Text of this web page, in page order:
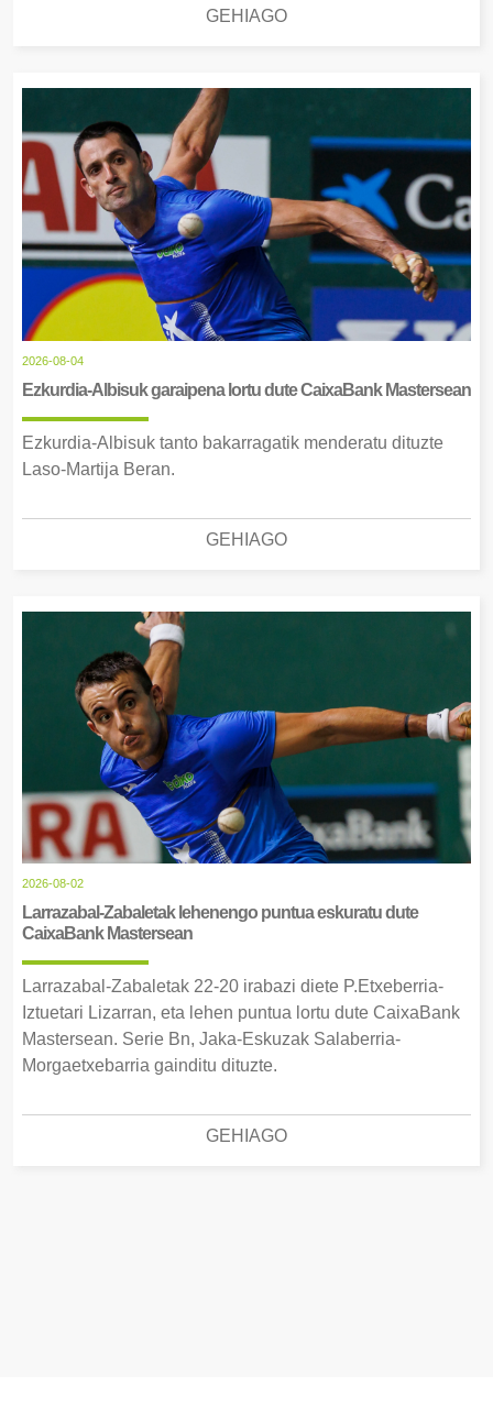
GEHIAGO
2026-08-04
Ezkurdia-Albisuk garaipena lortu dute CaixaBank Mastersean
Ezkurdia-Albisuk tanto bakarragatik menderatu dituzte
Laso-Martija Beran.
GEHIAGO
2026-08-02
Larrazabal-Zabaletak lehenengo puntua eskuratu dute
CaixaBank Mastersean
Larrazabal-Zabaletak 22-20 irabazi diete P.Etxeberria-
Iztuetari Lizarran, eta lehen puntua lortu dute CaixaBank
Mastersean. Serie Bn, Jaka-Eskuzak Salaberria-
Morgaetxebarria gainditu dituzte.
GEHIAGO